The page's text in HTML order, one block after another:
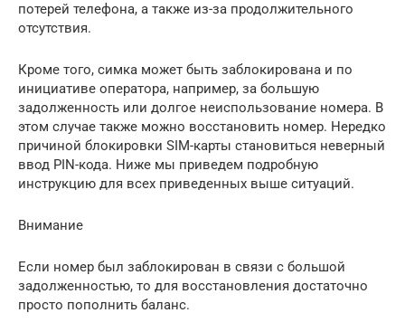
потерей телефона, а также из-за продолжительного
отсутствия.
Кроме того, симка может быть заблокирована и по
инициативе оператора, например, за большую
задолженность или долгое неиспользование номера. В
этом случае также можно восстановить номер. Нередко
причиной блокировки SIM-карты становиться неверный
ввод PIN-кода. Ниже мы приведем подробную
инструкцию для всех приведенных выше ситуаций.
Внимание
Если номер был заблокирован в связи с большой
задолженностью, то для восстановления достаточно
просто пополнить баланс.